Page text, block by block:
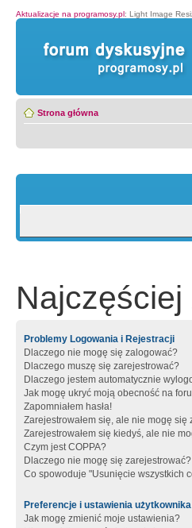
Aktualizacje na programosy.pl: Light Image
Strona główna
Problemy Logowania i Rejestracji
Dlaczego nie mogę się zalogować?
Dlaczego muszę się zarejestrować?
Dlaczego jestem automatycznie
Jak mogę ukryć moją obecność na
Zapomniałem hasła!
Zarejestrowałem się, ale nie mogę się
Zarejestrowałem się kiedyś, ale nie
Czym jest COPPA?
Dlaczego nie mogę się zarejestrować?
Co spowoduje "Usunięcie wszystkich
Preferencje i ustawienia użytkownika
Jak mogę zmienić moje ustawienia?